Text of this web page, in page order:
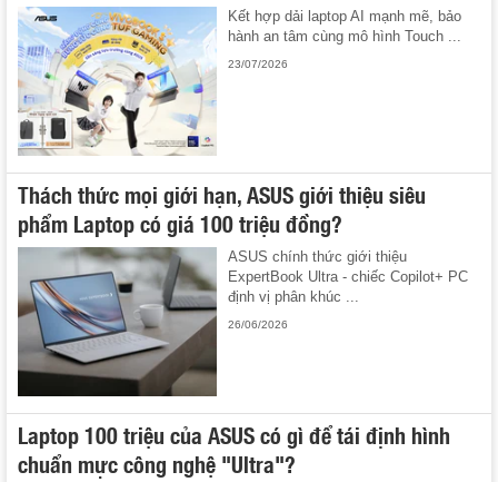
Kết hợp dải laptop AI mạnh mẽ, bảo
hành an tâm cùng mô hình Touch ...
23/07/2026
Thách thức mọi giới hạn, ASUS giới thiệu siêu
phẩm Laptop có giá 100 triệu đồng?
ASUS chính thức giới thiệu
ExpertBook Ultra - chiếc Copilot+ PC
định vị phân khúc ...
26/06/2026
Laptop 100 triệu của ASUS có gì để tái định hình
chuẩn mực công nghệ "Ultra"?